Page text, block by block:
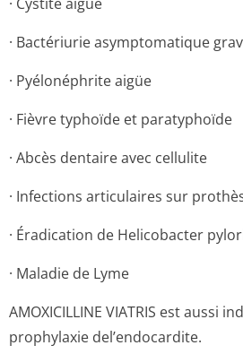
· Bactériurie asymptomatique
· Pyélonéphrite aigüe
· Fièvre typhoïde et paratyphoïde
· Abcès dentaire avec cellulite
· Infections articulaires sur
· Éradication de Helicobacter
· Maladie de Lyme
AMOXICILLINE VIATRIS est aussi
prophylaxie del’endocardite.